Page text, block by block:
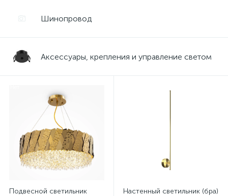
Шинопровод
Аксессуары, крепления и управление светом
Подвесной светильник
Настенный светильник (бра)